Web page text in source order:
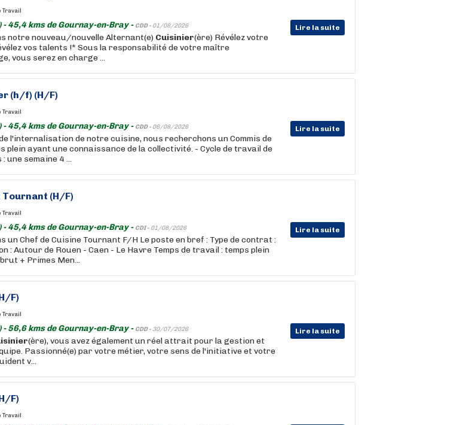
Travail
- 45,4 kms de Gournay-en-Bray - CDD - 01/08/2026 Lire la suite
notre nouveau/nouvelle Alternant(e) Cuisinier(ère) Révélez votre
vos talents !* Sous la responsabilité de votre maître
vous serez en charge ...
(h/f) (H/F)
Travail
- 45,4 kms de Gournay-en-Bray - CDD - 06/08/2026 Lire la suite
l'internalisation de notre cuisine, nous recherchons un Commis de
plein ayant une connaissance de la collectivité. - Cycle de travail de
une semaine 4 ...
Tournant (H/F)
Travail
- 45,4 kms de Gournay-en-Bray - CDI - 01/08/2026 Lire la suite
un Chef de Cuisine Tournant F/H Le poste en bref : Type de contrat :
: Autour de Rouen - Caen - Le Havre Temps de travail : temps plein
+ Primes Men...
F)
Travail
- 56,6 kms de Gournay-en-Bray - CDD - 30/07/2026 Lire la suite
(ère), vous avez également un réel attrait pour la gestion et
Passionné(e) par votre métier, votre sens de l'initiative et votre
v...
F)
Travail